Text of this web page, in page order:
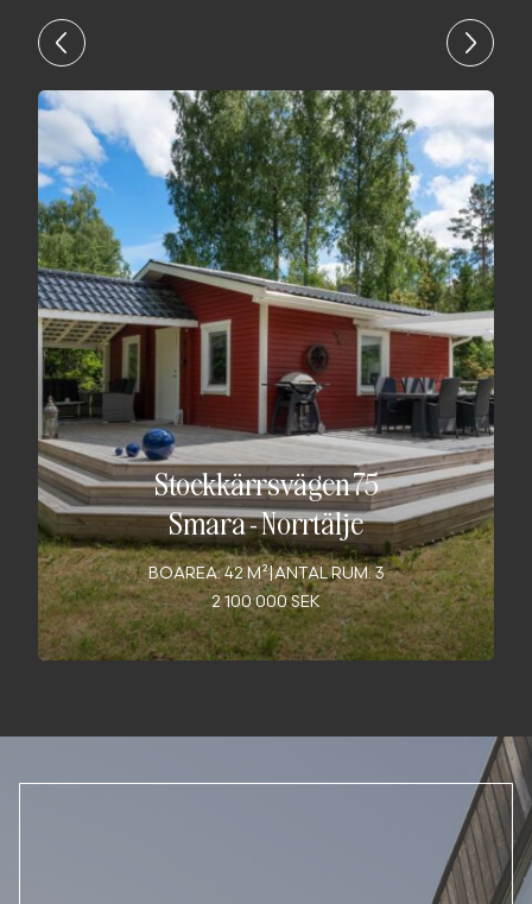
Stockkärrsvägen 75
Smara-Norrtälje
BOAREA: 42 M²|ANTAL RUM: 3
2 100 000 SEK